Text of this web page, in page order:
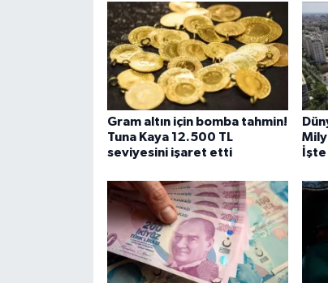
Gram altın için bomba tahmin!
Tuna Kaya 12.500 TL
seviyesini işaret etti
İşte